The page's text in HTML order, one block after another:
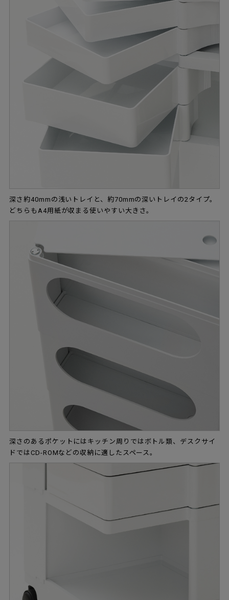
深さ約40mmの浅いトレイと、約70mmの深いトレイの2タイプ。
どちらもA4用紙が収まる使いやすい大きさ。
深さのあるポケットにはキッチン周りではボトル類、デスクサイ
ドではCD-ROMなどの収納に適したスペース。